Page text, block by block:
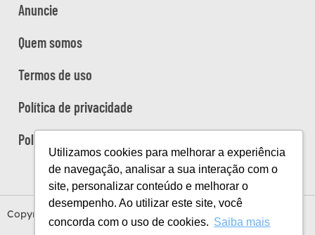
Utilizamos cookies para melhorar a experiência
de navegação, analisar a sua interação com o
site, personalizar conteúdo e melhorar o
desempenho. Ao utilizar este site, você
concorda com o uso de cookies. Saiba mais
Anuncie
Quem somos
Termos de uso
Política de privacidade
Política de cookies
Copyright Viaje na Viagem © 2026